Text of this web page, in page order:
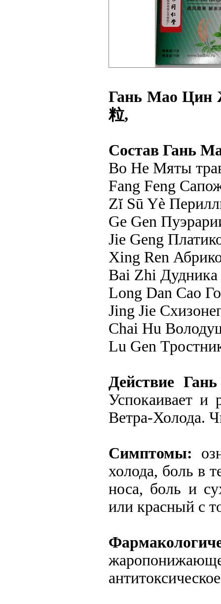
Гань Мао Цин
粒,
СоставГань
Bo He Мяты
Fang Feng
Zĭ Sū Yè
Ge Gen
Jie Geng
Xing Ren
Bai Zhi Дудника
Long Dan Cao
Jing Jie
Chai Hu
Lu Gen
Действие
Успокаивает и
Ветра-Холода.
Симптомы:
холода, боль в
носа, боль и
или красный с